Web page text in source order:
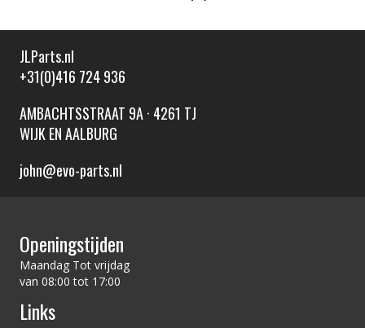
JLParts.nl
+31(0)416 724 936
AMBACHTSSTRAAT 9A · 4261 TJ
WIJK EN AALBURG
john@evo-parts.nl
Openingstijden
Maandag Tot vrijdag
van 08:00 tot 17:00
Links